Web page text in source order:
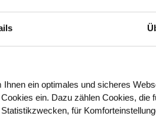
Ihnen ein optimales und sicheres
ein. Dazu zählen Cookies, die
für
wüsste so spontan auch gar
Der Club der schönen
würde es mir nicht einfallen, zum
mich hat so was immer etwas